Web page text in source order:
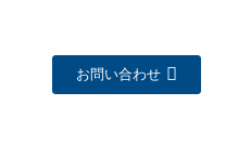
お問い合わせ